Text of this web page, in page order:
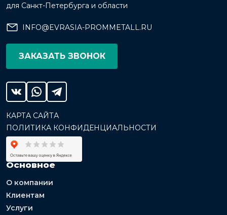
для Санкт-Петербурга и области
INFO@EVRASIA-PROMMETALL.RU
ЗАКАЗАТЬ ЗВОНОК
КАРТА САЙТА
ПОЛИТИКА КОНФИДЕНЦИАЛЬНОСТИ
Основное
О компании
Клиентам
Услуги